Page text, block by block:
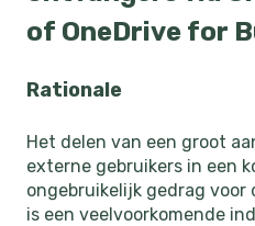
of OneDrive for
Rationale
Het delen van een groot
externe gebruikers in een
ongebruikelijk gedrag voor
is een veelvoorkomende